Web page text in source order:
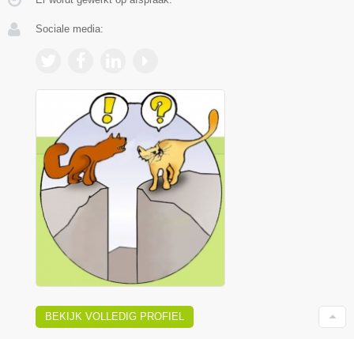
Sociale media:
BEKIJK VOLLEDIG PROFIEL